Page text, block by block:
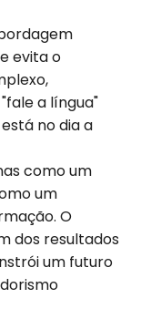
evita o
a língua"
no dia a
como um
um
O
dos resultados
um futuro